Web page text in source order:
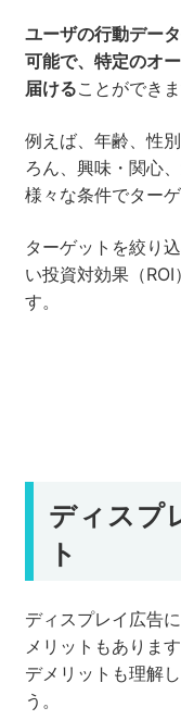
ユーザの行動デー
可能で、特定のオ
届けることができま
例えば、年齢、性
ろん、興味・関心
様々な条件でター
ターゲットを絞り
い投資対効果（
す。
ディスプ
ト
ディスプレイ広告
メリットもあります
デメリットも理解
う。